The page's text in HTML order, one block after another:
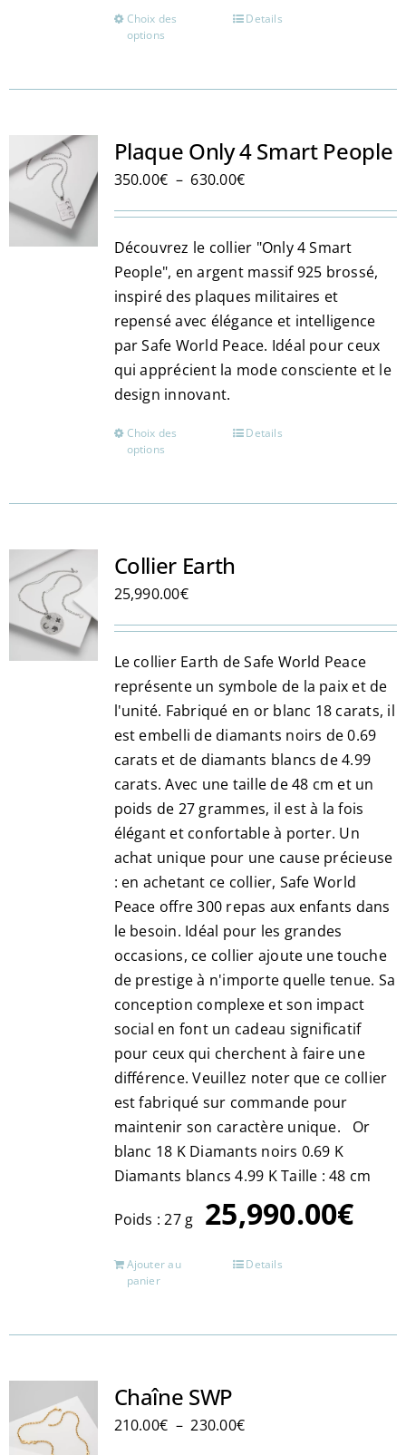
Choix des
options
Ce
plusieurs
Les
être
choisies
sur
la
page
du
produit
Details
Plaque Only 4 Smart People
350.00€ – 630.00€Plage
350.00€
à
630.00€
Découvrez le collier "Only 4 Smart
People", en argent massif 925 brossé,
inspiré des plaques militaires et
repensé avec élégance et intelligence
par Safe World Peace. Idéal pour ceux
qui apprécient la mode consciente et le
design innovant.
Choix des
options
Ce
plusieurs
Les
être
choisies
sur
la
page
du
produit
Details
Collier Earth
25,990.00€
Le collier Earth de Safe World Peace
représente un symbole de la paix et de
l'unité. Fabriqué en or blanc 18 carats, il
est embelli de diamants noirs de 0.69
carats et de diamants blancs de 4.99
carats. Avec une taille de 48 cm et un
poids de 27 grammes, il est à la fois
élégant et confortable à porter. Un
achat unique pour une cause précieuse
: en achetant ce collier, Safe World
Peace offre 300 repas aux enfants dans
le besoin. Idéal pour les grandes
occasions, ce collier ajoute une touche
de prestige à n'importe quelle tenue. Sa
conception complexe et son impact
social en font un cadeau significatif
pour ceux qui cherchent à faire une
différence. Veuillez noter que ce collier
est fabriqué sur commande pour
maintenir son caractère unique. Or
blanc 18 K Diamants noirs 0.69 K
Diamants blancs 4.99 K Taille : 48 cm
Poids : 27 g 25,990.00€
Ajouter au
panier
Details
Chaîne SWP
210.00€ – 230.00€Plage